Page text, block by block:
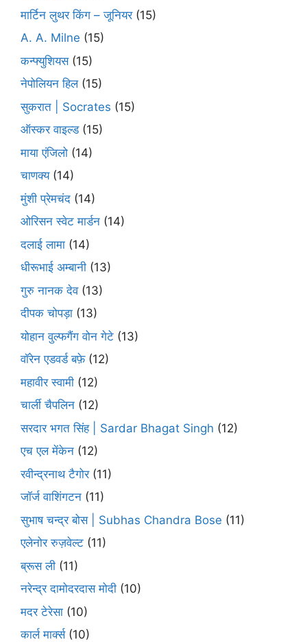
मार्टिन लुथर किंग – जूनियर(15)
A. A. Milne (15)
कन्फ्युशियस(15)
नेपोलियन हिल(15)
सुकरात | Socrates (15)
ऑस्कर वाइल्ड(15)
माया एंजिलो (14)
चाणक्य(14)
मुंशी प्रेमचंद (14)
ओरिसन स्‍वेट मार्डन (14)
दलाई लामा (14)
धीरूभाई अम्बानी (13)
गुरु नानक देव(13)
दीपक चोपड़ा (13)
योहान वुल्फगैंग वोन गेटे (13)
वॉरेन एडवर्ड बफ़े(12)
महावीर स्वामी (12)
चार्ली चैपलिन (12)
सरदार भगत सिंह | Sardar Bhagat Singh (12)
एच एल मेंकेन (12)
रवीन्द्रनाथ टैगोर(11)
जॉर्ज वाशिंगटन (11)
सुभाष चन्द्र बोस | Subhas Chandra Bose (11)
एलेनोर रुज़वेल्ट (11)
ब्रूस ली (11)
नरेन्द्र दामोदरदास मोदी (10)
मदर टेरेसा (10)
कार्ल मार्क्स(10)